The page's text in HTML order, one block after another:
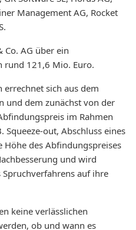
Management AG, Rocket
Co. AG über ein
rund 121,6 Mio. Euro.
errechnet sich aus dem
und dem zunächst von der
im Rahmen
out, Abschluss eines
Höhe des Abfindungspreises
und wird
auf ihre
keine verlässlichen
ob und wann es